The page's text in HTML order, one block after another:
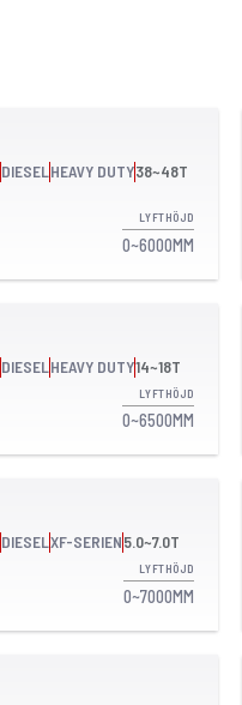
DIESELHEAVY DUTY38~48T
LYFTHÖJD
0~6000MM
DIESELHEAVY DUTY14~18T
LYFTHÖJD
0~6500MM
DIESELXF-SERIEN5.0~7.0T
LYFTHÖJD
0~7000MM